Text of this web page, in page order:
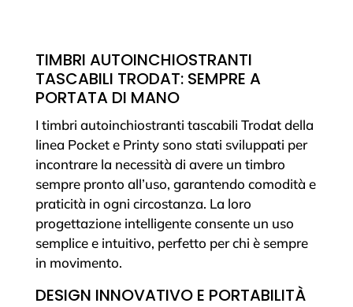
TIMBRI AUTOINCHIOSTRANTI
TASCABILI TRODAT: SEMPRE A
PORTATA DI MANO
I timbri autoinchiostranti tascabili Trodat della
linea Pocket e Printy sono stati sviluppati per
incontrare la necessità di avere un timbro
sempre pronto all’uso, garantendo comodità e
praticità in ogni circostanza. La loro
progettazione intelligente consente un uso
semplice e intuitivo, perfetto per chi è sempre
in movimento.
DESIGN INNOVATIVO E PORTABILITÀ